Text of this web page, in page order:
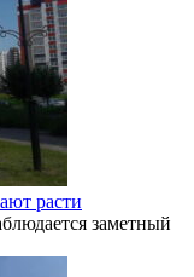
расти
заметный